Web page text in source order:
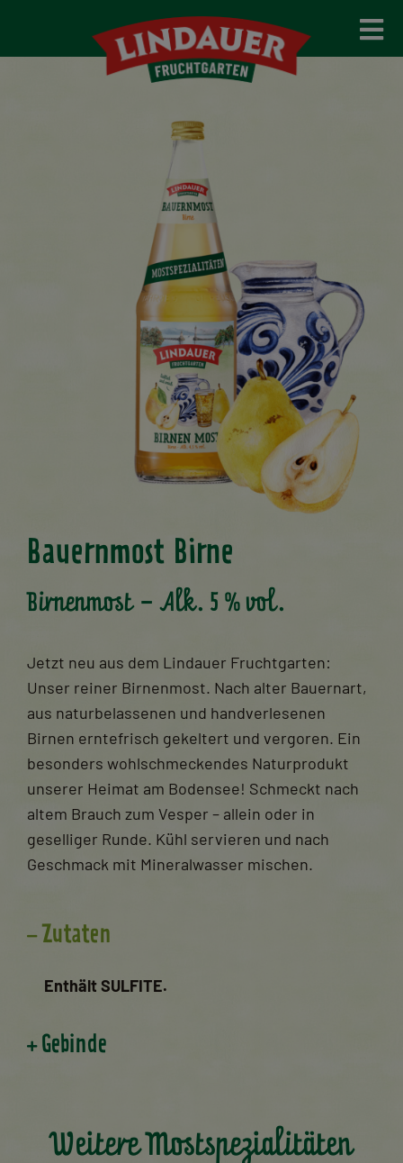
Bauernmost Birne
Birnenmost – Alk. 5 % vol.
Jetzt neu aus dem Lindauer Fruchtgarten:
Unser reiner Birnenmost. Nach alter Bauernart,
aus naturbelassenen und handverlesenen
Birnen erntefrisch gekeltert und vergoren. Ein
besonders wohlschmeckendes Naturprodukt
unserer Heimat am Bodensee! Schmeckt nach
altem Brauch zum Vesper – allein oder in
geselliger Runde. Kühl servieren und nach
Geschmack mit Mineralwasser mischen.
Zutaten
Enthält SULFITE.
Gebinde
Weitere Mostspezialitäten